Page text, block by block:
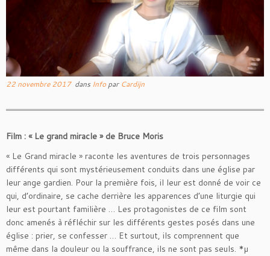
22 novembre 2017dans Info par Cardijn
Film : « Le grand miracle » de Bruce Moris
« Le Grand miracle » raconte les aventures de trois personnages
différents qui sont mystérieusement conduits dans une église par
leur ange gardien. Pour la première fois, il leur est donné de voir ce
qui, d’ordinaire, se cache derrière les apparences d’une liturgie qui
leur est pourtant familière … Les protagonistes de ce film sont
donc amenés à réfléchir sur les différents gestes posés dans une
église : prier, se confesser … Et surtout, ils comprennent que
même dans la douleur ou la souffrance, ils ne sont pas seuls. *µ